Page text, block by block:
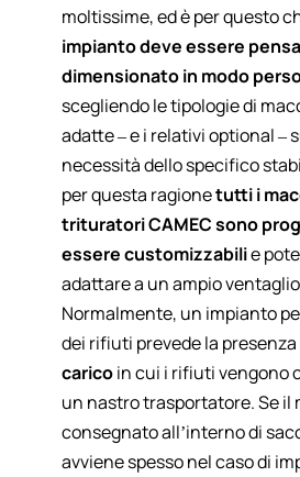
moltissime, ed è per questo
impianto deve essere
dimensionato in modo
scegliendo le tipologie di
adatte – e i relativi optional –
necessità dello specifico
per questa ragionetutti i
trituratori CAMEC sono
essere customizzabilie
adattare a un ampio
Normalmente, un impianto
dei rifiuti prevede la presenza
caricoin cui i rifiuti vengono
un nastro trasportatore. Se il
consegnato all’interno di
avviene spesso nel caso di